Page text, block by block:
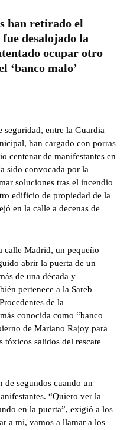
han retirado el
desalojado la
ocupar otro
‘banco malo’
seguridad, entre la Guardia
han cargado con porras
centenar de manifestantes en
sido convocada por la
soluciones tras el incendio
edificio de propiedad de la
en la calle a decenas de
calle Madrid, un pequeño
abrir la puerta de un
de una década y
pertenece a la Sareb
de la
conocida como “banco
de Mariano Rajoy para
salidos del rescate
de segundos cuando un
“Quiero ver la
en la puerta”, exigió a los
a mí, vamos a llamar a los